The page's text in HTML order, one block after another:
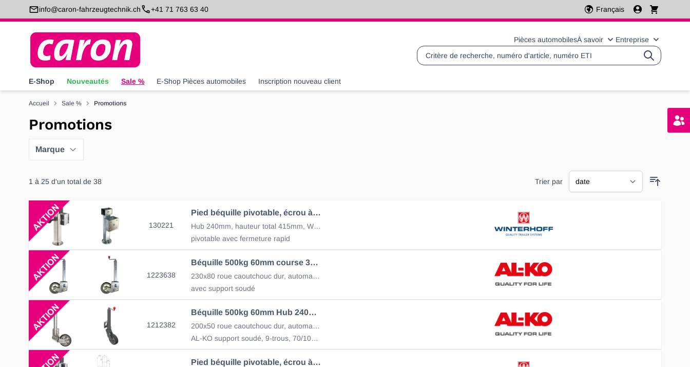
Allez au contenuinfo@caron-fahrzeugtechnik.ch +41 71 763 63 40 Français
Pièces automobilesÀ savoir
Basculer le sous-
Entreprise
Basculer
Recherche
E-Shop Nouveautés Sale % E-Shop Pièces automobiles Inscription nouveau client
Accueil Sale % Promotions
Promotions
Marque
1 à 25 d'un total de 38 Trier par
130221
Pied béquille pivotable, écrou à six pans, 1300kg 130221
Hub 240mm, hauteur total 415mm, Winterhoff
pivotable avec fermeture rapid
1223638
Béquille 500kg 60mm course 340mm
230x80 roue caoutchouc dur, automatique
avec support soudé
1212382
Béquille 500kg 60mm Hub 240mm
200x50 roue caoutchouc dur, automatique
AL-KO support soudé, 9-trous, 70/105x50/100 d=11 mm
Pied béquille pivotable, écrou à six pans, 1300kg